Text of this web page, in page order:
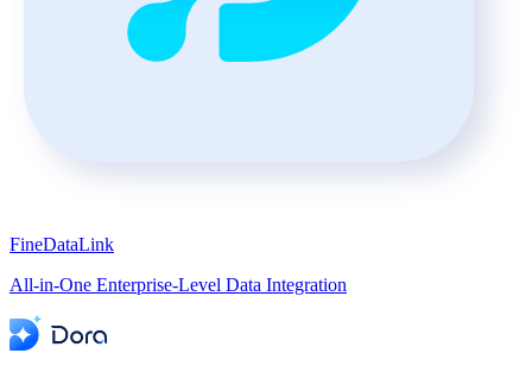
FineDataLink
All-in-One Enterprise-Level Data Integration